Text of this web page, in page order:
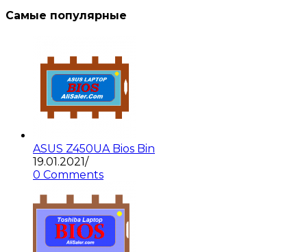
Самые популярные
ASUS Z450UA Bios Bin
19.01.2021/
0 Comments